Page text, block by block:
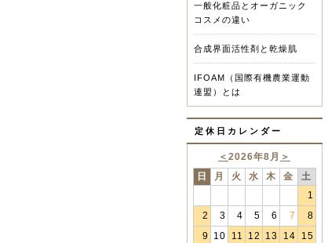
一般化粧品とオーガニック
コスメの違い
合成界面活性剤と乾燥肌
IFOAM（国際有機農業運動
連盟）とは
定休日カレンダー
＜ 2026年8月 ＞
日
月 火 水 木 金
土
1
2
3 4 5 6 7
8
9 10 11 12 13 14
15